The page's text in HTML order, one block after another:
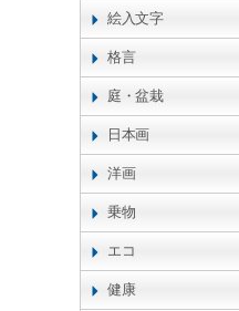
絵入文字
格言
庭・盆栽
日本画
洋画
乗物
エコ
健康